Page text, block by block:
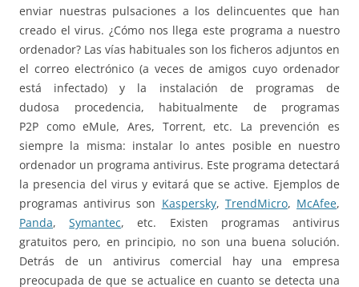
enviar nuestras pulsaciones a los delincuentes que han
creado el virus. ¿Cómo nos llega este programa a nuestro
ordenador? Las vías habituales son los ficheros adjuntos en
el correo electrónico (a veces de amigos cuyo ordenador
está infectado) y la instalación de programas de
dudosa procedencia, habitualmente de programas
P2P como eMule, Ares, Torrent, etc. La prevención es
siempre la misma: instalar lo antes posible en nuestro
ordenador un programa antivirus. Este programa detectará
la presencia del virus y evitará que se active. Ejemplos de
programas antivirus son Kaspersky, TrendMicro, McAfee,
Panda,Symantec, etc. Existen programas antivirus
gratuitos pero, en principio, no son una buena solución.
Detrás de un antivirus comercial hay una empresa
preocupada de que se actualice en cuanto se detecta una